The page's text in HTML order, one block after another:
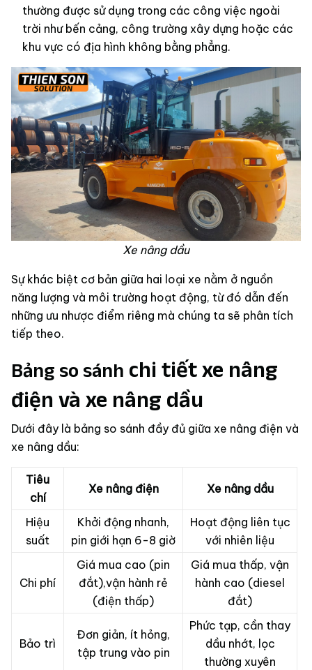
thường được sử dụng trong các công việc ngoài
trời như bến cảng, công trường xây dựng hoặc các
khu vực có địa hình không bằng phẳng.
Xe nâng dầu
Sự khác biệt cơ bản giữa hai loại xe nằm ở nguồn
năng lượng và môi trường hoạt động, từ đó dẫn đến
những ưu nhược điểm riêng mà chúng ta sẽ phân tích
tiếp theo.
Bảng so sánh chi tiết xe nâng
điện và xe nâng dầu
Dưới đây là bảng so sánh đầy đủ giữa xe nâng điện và
xe nâng dầu:
Tiêu
chí
Xe nâng điện Xe nâng dầu
Hiệu
suất
Khởi động nhanh,
pin giới hạn 6-8 giờ
Hoạt động liên tục
với nhiên liệu
Chi phí
Giá mua cao (pin
đắt),vận hành rẻ
(điện thấp)
Giá mua thấp, vận
hành cao (diesel
đắt)
Bảo trì
Đơn giản, ít hỏng,
tập trung vào pin
Phức tạp, cần thay
dầu nhớt, lọc
thường xuyên